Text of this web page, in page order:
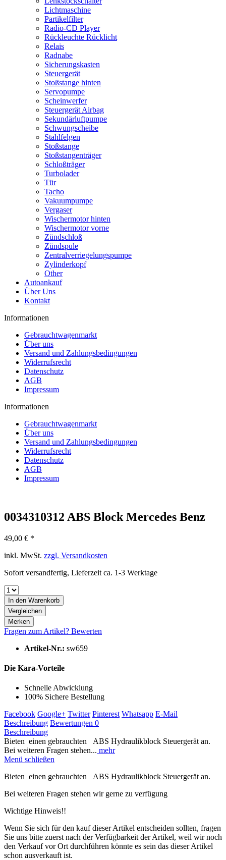
Lichtmaschine
Partikelfilter
Radio-CD Player
Rückleuchte Rücklicht
Relais
Radnabe
Sicherungskasten
Steuergerät
Stoßstange hinten
Servopumpe
Scheinwerfer
Steuergerät Airbag
Sekundärluftpumpe
Schwungscheibe
Stahlfelgen
Stoßstange
Stoßstangenträger
Schloßträger
Turbolader
Tür
Tacho
Vakuumpumpe
Vergaser
Wischermotor hinten
Wischermotor vorne
Zündschloß
Zündspule
Zentralverriegelungspumpe
Zylinderkopf
Other
Autoankauf
Über Uns
Kontakt
Informationen
Gebrauchtwagenmarkt
Über uns
Versand und Zahlungsbedingungen
Widerrufsrecht
Datenschutz
AGB
Impressum
Informationen
Gebrauchtwagenmarkt
Über uns
Versand und Zahlungsbedingungen
Widerrufsrecht
Datenschutz
AGB
Impressum
0034310312 ABS Block Mercedes Benz
49,00 € *
inkl. MwSt. zzgl. Versandkosten
Sofort versandfertig, Lieferzeit ca. 1-3 Werktage
In den Warenkorb
Vergleichen
Merken
Fragen zum Artikel? Bewerten
Artikel-Nr.: sw659
Die Kara-Vorteile
Schnelle Abwicklung
100% Sichere Bestellung
Facebook Google+ Twitter Pinterest Whatsapp E-Mail
Beschreibung Bewertungen 0
Beschreibung
Bieten einen gebrauchten ABS Hydraulikblock Steuergerät an.
Bei weiteren Fragen stehen... mehr
Menü schließen
Bieten einen gebrauchten ABS Hydraulikblock Steuergerät an.
Bei weiteren Fragen stehen wir gerne zu verfügung
Wichtige Hinweis!!
Wenn Sie sich für den kauf dieser Artikel entscheiden sollten, fragen
Sie uns bitte zuerst nach der Verfügbarkeit der Artikel, weil wir noch
den Verkauf vor Ort durchführen könnte es sein das dieser Artikel
schon ausverkauft ist.